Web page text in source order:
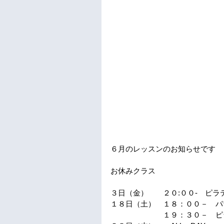
６月のレッスンのお知らせです
お休みクラス
３日（金）　　２０:００-　ピラ
１８日（土）　１８：００－　
１９：３０－　ピラ